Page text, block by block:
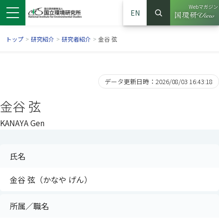
ウで開きます）
ンドウで開きます）
ウインドウで開きます）
EN
サイト内検索
検索
Webマガジン
（別ウイ
トップ > 研究紹介 > 研究者紹介 > 金谷 弦
データ更新日時：2026/08/03 16:43:18
金谷 弦
KANAYA Gen
氏名
金谷 弦（かなや げん）
所属／職名